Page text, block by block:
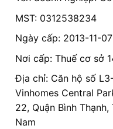
MST: 0312538234
Ngày cấp: 2013-11-07
Nơi cấp: Thuế cơ sở
Địa chỉ: Căn hộ số
Vinhomes Central
22, Quận Bình
Nam